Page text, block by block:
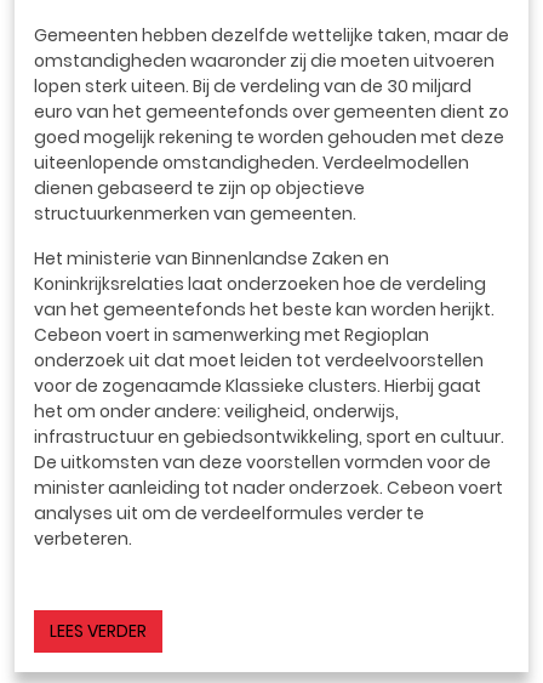
Gemeenten hebben dezelfde wettelijke taken, maar de
omstandigheden waaronder zij die moeten uitvoeren
lopen sterk uiteen. Bij de verdeling van de 30 miljard
euro van het gemeentefonds over gemeenten dient zo
goed mogelijk rekening te worden gehouden met deze
uiteenlopende omstandigheden. Verdeelmodellen
dienen gebaseerd te zijn op objectieve
structuurkenmerken van gemeenten.
Het ministerie van Binnenlandse Zaken en
Koninkrijksrelaties laat onderzoeken hoe de verdeling
van het gemeentefonds het beste kan worden herijkt.
Cebeon voert in samenwerking met Regioplan
onderzoek uit dat moet leiden tot verdeelvoorstellen
voor de zogenaamde Klassieke clusters. Hierbij gaat
het om onder andere: veiligheid, onderwijs,
infrastructuur en gebiedsontwikkeling, sport en cultuur.
De uitkomsten van deze voorstellen vormden voor de
minister aanleiding tot nader onderzoek. Cebeon voert
analyses uit om de verdeelformules verder te
verbeteren.
LEES VERDER